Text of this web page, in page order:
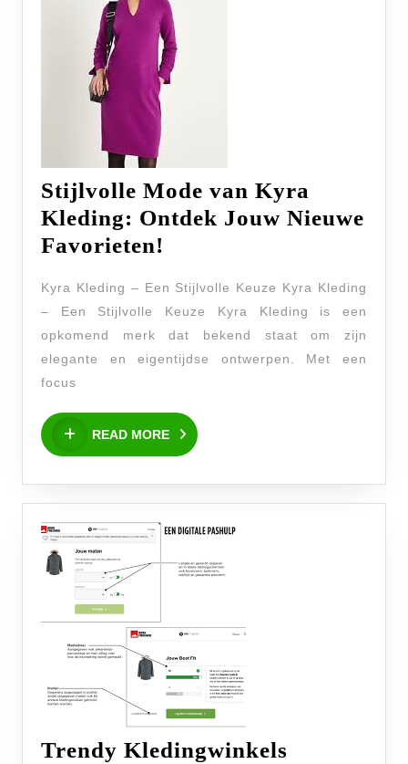
Stijlvolle Mode van Kyra
Kleding: Ontdek Jouw Nieuwe
Favorieten!
van
Kyra
Kleding:
Jouw
Nieuwe
Favorieten!
Kyra Kleding – Een Stijlvolle Keuze Kyra Kleding
– Een Stijlvolle Keuze Kyra Kleding is een
opkomend merk dat bekend staat om zijn
elegante en eigentijdse ontwerpen. Met een
focus
READ MORE
READ
MORE
Trendy Kledingwinkels